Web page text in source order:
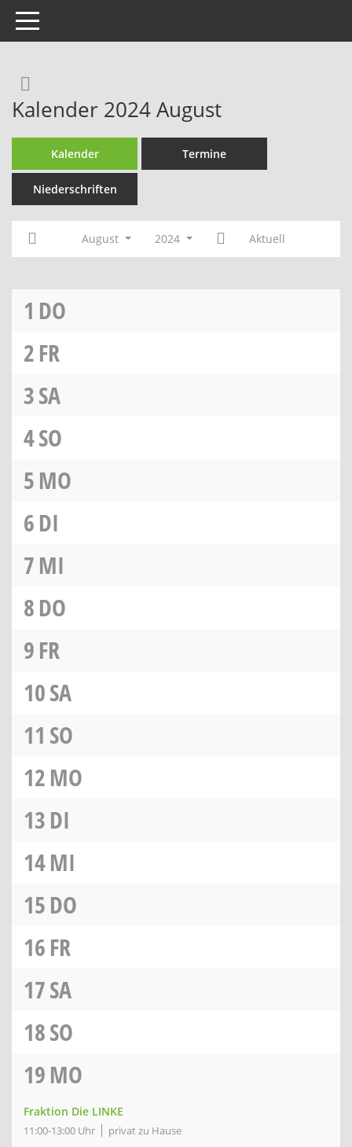
Toggle navigation
Kalender 2024 August
Kalender Termine
Niederschriften
August 2024 Aktuell
1 DO
2FR
3SA
4SO
5MO
6DI
7MI
8DO
9FR
10SA
11 SO
12MO
13DI
14MI
15DO
16FR
17SA
18SO
19MO
Fraktion Die LINKE
11:00-13:00 Uhr privat zu Hause